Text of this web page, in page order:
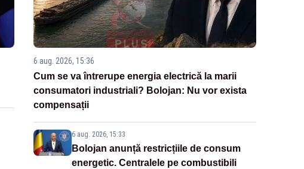
6 aug. 2026, 15:36
Cum se va întrerupe energia electrică la marii
consumatori industriali? Bolojan: Nu vor exista
compensații
6 aug. 2026, 15:33
Bolojan anunță restricțiile de consum
energetic. Centralele pe combustibili